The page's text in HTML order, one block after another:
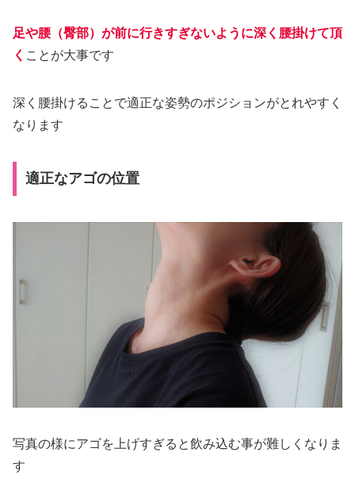
足や腰（臀部）が前に行きすぎないように深く腰掛けて頂
く ことが大事です
深く腰掛けることで適正な姿勢のポジションがとれやすく
なります
適正なアゴの位置
写真の様にアゴを上げすぎると飲み込む事が難しくなりま
す